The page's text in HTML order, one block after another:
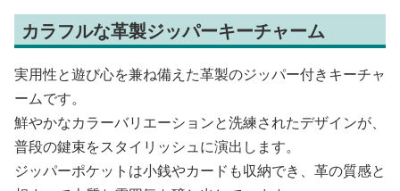
カラフルな革製ジッパーキーチャーム
実用性と遊び心を兼ね備えた革製のジッパー付きキーチャ
ームです。
鮮やかなカラーバリエーションと洗練されたデザインが、
普段の鍵束をスタイリッシュに演出します。
ジッパーポケットは小銭やカードも収納でき、革の質感と